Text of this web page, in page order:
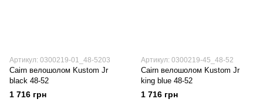
Артикул: 0300219-01_48-5203
Cairn велошолом Kustom Jr
black 48-52
1 716 грн
Артикул: 0300219-45_48-52
Cairn велошолом Kustom Jr
king blue 48-52
1 716 грн